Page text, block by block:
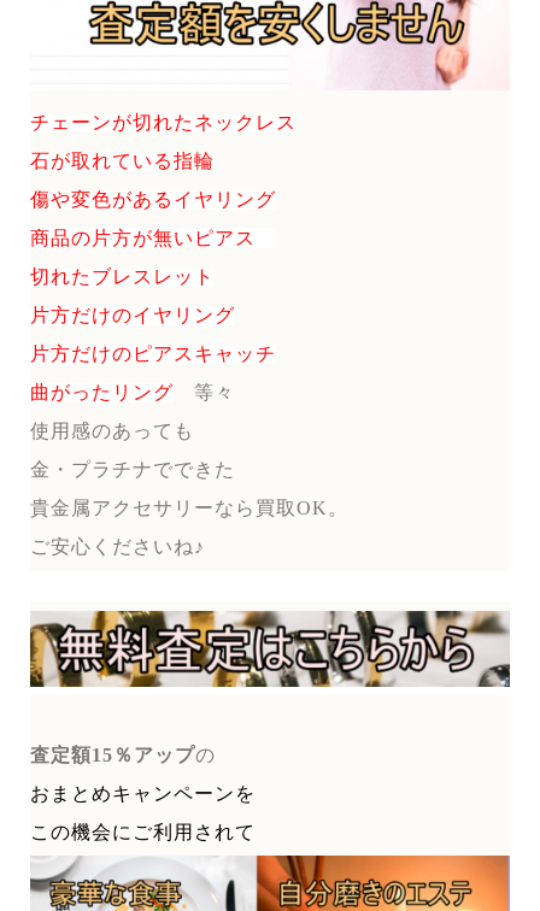
チェーンが切れたネックレス
石が取れている指輪
傷や変色があるイヤリング
商品の片方が無いピアス
切れたブレスレット
片方だけのイヤリング
片方だけのピアスキャッチ
曲がったリング
等々
使用感のあっても
金・プラチナでできた
貴金属アクセサリーなら買取OK。
ご安心くださいね♪
査定額15％アップの
おまとめキャンペーンを
この機会にご利用されて